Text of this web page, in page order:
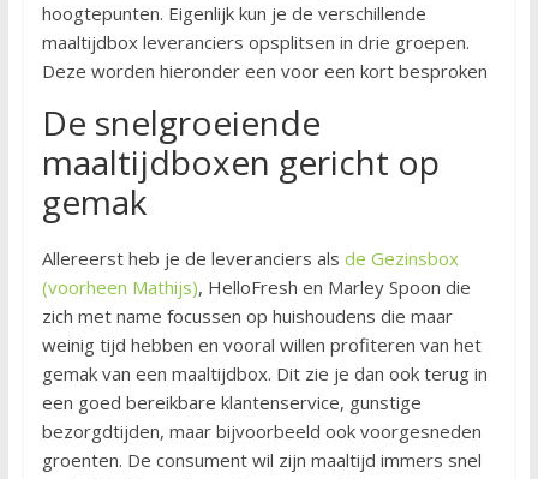
hoogtepunten. Eigenlijk kun je de verschillende
maaltijdbox leveranciers opsplitsen in drie groepen.
Deze worden hieronder een voor een kort besproken
De snelgroeiende
maaltijdboxen gericht op
gemak
Allereerst heb je de leveranciers als de Gezinsbox
(voorheen Mathijs), HelloFresh en Marley Spoon die
zich met name focussen op huishoudens die maar
weinig tijd hebben en vooral willen profiteren van het
gemak van een maaltijdbox. Dit zie je dan ook terug in
een goed bereikbare klantenservice, gunstige
bezorgdtijden, maar bijvoorbeeld ook voorgesneden
groenten. De consument wil zijn maaltijd immers snel